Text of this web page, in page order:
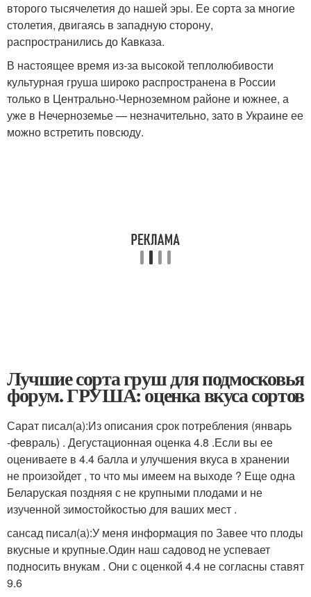
второго тысячелетия до нашей эры. Ее сорта за многие
столетия, двигаясь в западную сторону,
распространились до Кавказа.
В настоящее время из-за высокой теплолюбивости
культурная груша широко распространена в России
только в Центрально-Черноземном районе и южнее, а
уже в Нечерноземье — незначительно, зато в Украине ее
можно встретить повсюду.
Лучшие сорта груш для подмосковья
форум. ГРУША: оценка вкуса сортов
Сарат писал(а):Из описания срок потребления (январь
-февраль) . Дегустационная оценка 4.8 .Если вы ее
оцениваете в 4.4 балла и улучшения вкуса в хранении
не произойдет , то что мы имеем на выходе ? Еще одна
Беларуская поздняя с не крупными плодами и не
изученной зимостойкостью для ваших мест .
сансад писал(а):У меня информация по Завее что плоды
вкусные и крупные.Один наш садовод не успевает
подносить внукам . Они с оценкой 4.4 не согласны ставят
9.6